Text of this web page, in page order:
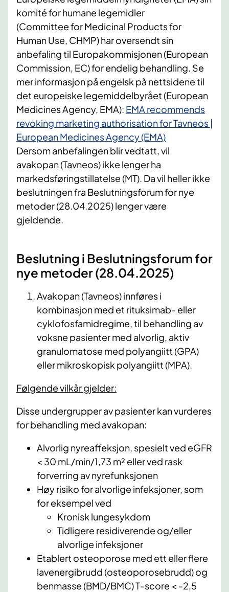
komité for humane legemidler
(Committee for Medicinal Products for
Human Use, CHMP) har oversendt sin
anbefaling til Europakommisjonen (European
Commission, EC) for endelig behandling. Se
mer informasjon på engelsk på nettsidene til
det europeiske legemiddelbyrået (European
Medicines Agency, EMA): EMA recommends
revoking marketing authorisation for Tavneos |
European Medicines Agency (EMA)
Dersom anbefalingen blir vedtatt, vil
avakopan (Tavneos) ikke lenger ha
markedsføringstillatelse (MT). Da vil heller ikke
beslutningen fra Beslutningsforum for nye
metoder (28.04.2025) lenger være
gjeldende.
Beslutning i Beslutningsforum for
nye metoder (28.04.2025)​
Avakopan (Tavneos) innføres i
kombinasjon med et rituksimab- eller
cyklofosfamidregime, til behandling av
voksne pasienter med alvorlig, aktiv
granulomatose med polyangiitt (GPA)
eller mikroskopisk polyangiitt (MPA).
Følgende vilkår gjelder:
Disse undergrupper av pasienter kan vurderes
for behandling med avakopan:
Alvorlig nyreaffeksjon, spesielt ved eGFR
< 30 mL/min/1,73 m² eller ved rask
forverring av nyrefunksjonen
Høy risiko for alvorlige infeksjoner, som
for eksempel ved
Kronisk lungesykdom
Tidligere residiverende og/eller
alvorlige infeksjoner
Etablert osteoporose med ett eller flere
lavenergibrudd (osteoporosebrudd) og
benmasse (BMD/BMC) T-score < -2,5